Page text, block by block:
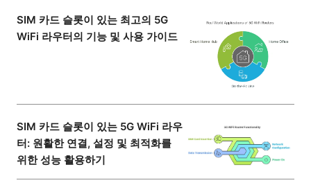
SIM 카드 슬롯이 있는 최고의 5G
WiFi 라우터의 기능 및 사용 가이드
SIM 카드 슬롯이 있는 5G WiFi 라우
터: 원활한 연결, 설정 및 최적화를
위한 성능 활용하기